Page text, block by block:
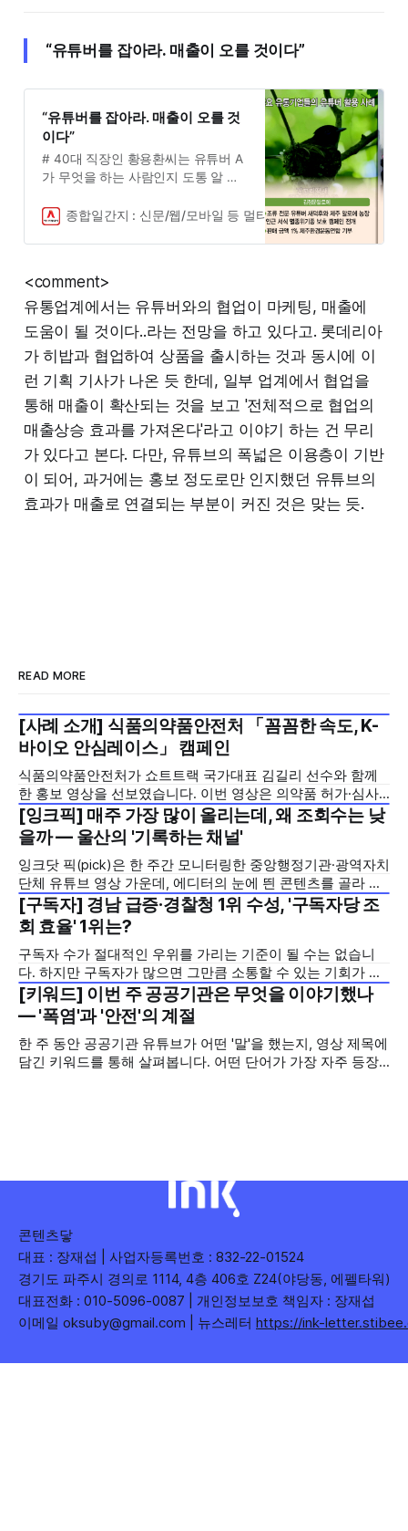
“유튜버를 잡아라. 매출이 오를 것이다”
“유튜버를 잡아라. 매출이 오를 것
이다”
# 40대 직장인 황용환씨는 유튜버 A
가 무엇을 하는 사람인지 도통 알 수
오니 유명한 사람이라고 추측할 뿐이
오지’라..
종합일간지 : 신문/웹/모바일 등 멀티 채널로 국내외 실시간
<comment>
유통업계에서는 유튜버와의 협업이 마케팅, 매출에
도움이 될 것이다..라는 전망을 하고 있다고. 롯데리아
가 히밥과 협업하여 상품을 출시하는 것과 동시에 이
런 기획 기사가 나온 듯 한데, 일부 업계에서 협업을
통해 매출이 확산되는 것을 보고 '전체적으로 협업의
매출상승 효과를 가져온다'라고 이야기 하는 건 무리
가 있다고 본다. 다만, 유튜브의 폭넓은 이용층이 기반
이 되어, 과거에는 홍보 정도로만 인지했던 유튜브의
효과가 매출로 연결되는 부분이 커진 것은 맞는 듯.
READ MORE
2026년 7월 5주
[사례 소개] 식품의약품안전처 「꼼꼼한 속도, K-
바이오 안심레이스」 캠페인
식품의약품안전처가 쇼트트랙 국가대표 김길리 선수와 함께
한 홍보 영상을 선보였습니다. 이번 영상은 의약품 허가·심사
기간을 기존 420일에서 240일로 단축한 정책을 국민에게 쉽
고 친근하게 알리기 위해 제작한 것으로, 딱딱하게 느껴질 수
있는 규제 정책을, 빙판 위에서 빠른 스피드와 꼼꼼한 준비를
모두 갖춘 김길리 선수의 이미지에 빗대어 풀어낸 것이 특징입
니다. '빠르지만
2026년 7월 5주
[잉크픽] 매주 가장 많이 올리는데, 왜 조회수는 낮
을까 — 울산의 '기록하는 채널'
잉크닷 픽(pick)은 한 주간 모니터링한 중앙행정기관·광역자치
단체 유튜브 영상 가운데, 에디터의 눈에 띈 콘텐츠를 골라 그
시도와 의미를 들여다보는 코너입니다. 조회수 순위표 맨 위에
오르지는 못했지만, 다른 채널이 가지 않은 길을 택한 콘텐츠
를 소개합니다. 이번 주는 특정 영상 한 편이 아니라, 채널 하나
의 '변화'를 이야기하려
2026년 7월 5주
[구독자] 경남 급증·경찰청 1위 수성, '구독자당 조
회 효율' 1위는?
구독자 수가 절대적인 우위를 가리는 기준이 될 수는 없습니
다. 하지만 구독자가 많으면 그만큼 소통할 수 있는 기회가 많
아집니다. 소통은 곧 채널의 신뢰로 이어집니다. 억지로 구독
자를 확보하기보다는 소통하는, 그래서 충성도 높은 구독자를
다수 확보하길 바라는 마음을 담아, 중앙행정기관과 광역자치
단체 유튜브 채널의 구독자를 월 단위로 분석합니다. 중앙행정
기관과 광역자치단체 유튜브 채널의 구독자를 통합하여
2026년 7월 5주
[키워드] 이번 주 공공기관은 무엇을 이야기했나
— '폭염'과 '안전'의 계절
한 주 동안 공공기관 유튜브가 어떤 '말'을 했는지, 영상 제목에
담긴 키워드를 통해 살펴봅니다. 어떤 단어가 가장 자주 등장
콘텐츠닿
대표 : 장재섭 | 사업자등록번호 : 832-22-01524
경기도 파주시 경의로 1114, 4층 406호 Z24(야당동, 에펠타워)
대표전화 : 010-5096-0087 | 개인정보보호 책임자 : 장재섭
이메일 oksuby@gmail.com | 뉴스레터 https://ink-